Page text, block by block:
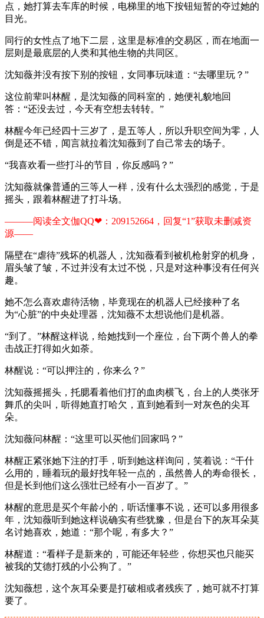
点，她打算去车库的时候，电梯里的地下按钮短暂的夺过她的
目光。
同行的女性点了地下二层，这里是标准的交易区，而在地面一
层则是最底层的人类和其他生物的共同区。
沈知薇并没有按下别的按钮，女同事玩味道：“去哪里玩？”
这位前辈叫林醒，是沈知薇的同科室的，她便礼貌地回
答：“还没去过，今天有空想去转转。”
林醒今年已经四十三岁了，是五等人，所以升职空间为零，人
倒是还不错，闻言就拉着沈知薇到了自己常去的场子。
“我喜欢看一些打斗的节目，你反感吗？”
沈知薇就像普通的三等人一样，没有什么太强烈的感觉，于是
摇头，跟着林醒进了打斗场。
———阅读全文伽QQ❤：209152664，回复“1”获取未删减资
源—​​​​—
隔壁在“虐待”残坏的机器人，沈知薇看到被机枪射穿的机身，
眉头皱了皱，不过并没有太过不悦，只是对这种事没有任何兴
趣。
她不怎么喜欢虐待活物，毕竟现在的机器人已经接种了名
为“心脏”的中央处理器，沈知薇不太想说他们是机器。
“到了。”林醒这样说，给她找到一个座位，台下两个兽人的拳
击战正打得如火如荼。
林醒说：“可以押注的，你来么？”
沈知薇摇摇头，托腮看着他们打的血肉横飞，台上的人类张牙
舞爪的尖叫，听得她直打哈欠，直到她看到一对灰色的尖耳
朵。
沈知薇问林醒：“这里可以买他们回家吗？”
林醒正紧张她下注的打手，听到她这样询问，笑着说：“干什
么用的，睡着玩的最好找年轻一点的，虽然兽人的寿命很长，
但是长到他们这么强壮已经有小一百岁了。”
林醒的意思是买个年龄小的，听话懂事不说，还可以多用很多
年，沈知薇听到她这样说确实有些犹豫，但是台下的灰耳朵莫
名讨她喜欢，她道：“那个呢，有多大？”
林醒道：“看样子是新来的，可能还年轻些，你想买也只能买
被我的艾德打残的小公狗了。”
沈知薇想，这个灰耳朵要是打破相或者残疾了，她可就不打算
要了。